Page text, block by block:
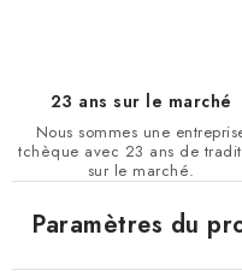
23 ans sur le marché
Nous sommes une
tchèque avec 23 ans de
sur le marché.
Paramètres du